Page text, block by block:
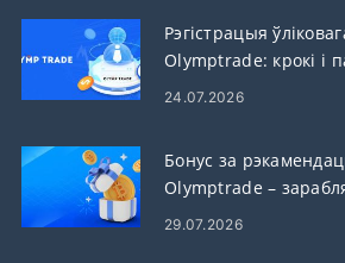
Рэгістрацыя
Olymptrade: крокі і
24.07.2026
Бонус за
Olymptrade –
камісіі за
29.07.2026